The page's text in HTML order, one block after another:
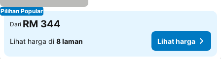
Pilihan Popular
Dari RM 344
Lihat harga di 8 laman Lihat harga